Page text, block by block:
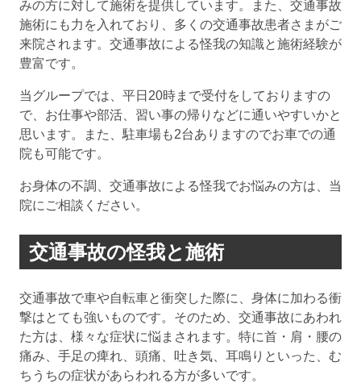
みの方に対して施術を提供しています。また、交通事故
施術にも力を入れており、多くの交通事故患者さまがご
来院されます。交通事故による怪我の知識と施術経験が
豊富です。
当グループでは、平日20時まで受付をしておりますの
で、お仕事や部活、習い事の帰りなどに通いやすいかと
思います。また、駐車場も2台ありますのでお車での通
院も可能です。
お身体の不調、交通事故による怪我でお悩みの方は、当
院にご相談ください。
交通事故の怪我と施術
交通事故で車や自転車と衝突した際に、身体に加わる衝
撃はとても強いものです。そのため、交通事故にあわれ
た方は、様々な症状に悩まされます。特に首・肩・腰の
痛み、手足の痺れ、頭痛、吐き気、耳鳴りといった、む
ちうちの症状があらわれる方が多いです。